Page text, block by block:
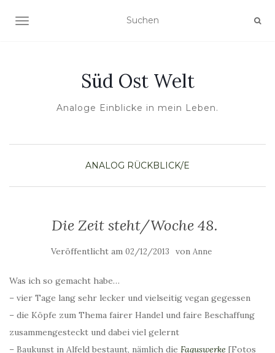
NAVIGATION UMSCHALTEN
Süd Ost Welt
Analoge Einblicke in mein Leben.
ANALOG RÜCKBLICK/E
Die Zeit steht/Woche 48.
Veröffentlicht am 02/12/2013 von Anne
Was ich so gemacht habe…
– vier Tage lang sehr lecker und vielseitig vegan gegessen
– die Köpfe zum Thema fairer Handel und faire Beschaffung
zusammengesteckt und dabei viel gelernt
– Baukunst in Alfeld bestaunt, nämlich die Faguswerke [Fotos